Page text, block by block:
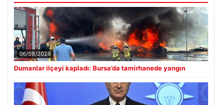
06/08/2026
Dumanlar ilçeyi kapladı: Bursa’da tamirhanede yangın